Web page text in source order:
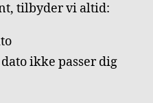
tilbyder vi altid:
ikke passer dig